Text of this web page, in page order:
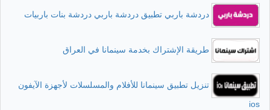
دردشة باربي تطبيق دردشة باربي دردشة بنات باربيات
طريقة الإشتراك بخدمة سينمانا في العراق
تنزيل تطبيق سينمانا للأفلام والمسلسلات لأجهزة الآيفون
ios